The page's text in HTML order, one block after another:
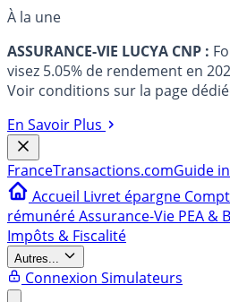
À la une
ASSURANCE-VIE LUCYA CNP :
visez 5.05% de rendement en
Voir conditions sur la page
En Savoir Plus
FranceTransactions.comGuide
Accueil Livret épargne
rémunéréAssurance-Vie PEA &
Impôts & Fiscalité
Autres...
Connexion Simulateurs